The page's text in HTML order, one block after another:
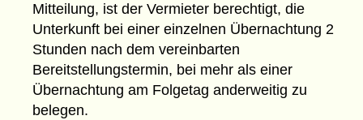
Mitteilung, ist der Vermieter berechtigt, die
Unterkunft bei einer einzelnen Übernachtung 2
Stunden nach dem vereinbarten
Bereitstellungstermin, bei mehr als einer
Übernachtung am Folgetag anderweitig zu
belegen.